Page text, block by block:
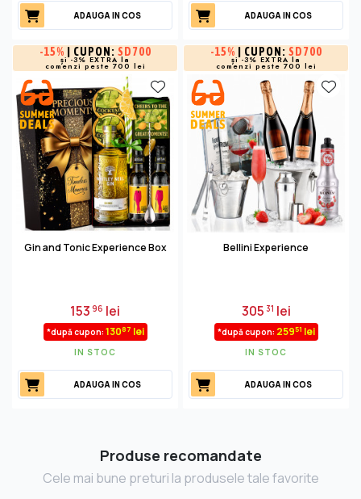
ADAUGA IN COS ADAUGA IN COS
-15% | CUPON: SD700
și -3% EXTRA la
comenzi peste 700 lei
Gin and Tonic Experience Box
15396 lei
*după cupon: 13087 lei
IN STOC
ADAUGA IN COS
-15% | CUPON: SD700
și -3% EXTRA la
comenzi peste 700 lei
Bellini Experience
305 31 lei
*după cupon: 25951 lei
IN STOC
ADAUGA IN COS
Produse recomandate
Cele mai bune preturi la produsele tale favorite